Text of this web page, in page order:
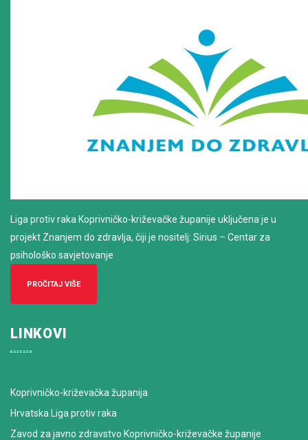
Liga protiv raka Koprivničko-križevačke županije uključena je u
projekt Znanjem do zdravlja, čiji je nositelj: Sirius – Centar za
psihološko savjetovanje
PROČITAJ VIŠE
LINKOVI
Koprivničko-križevačka županija
Hrvatska Liga protiv raka
Zavod za javno zdravstvo Koprivničko-križevačke županije